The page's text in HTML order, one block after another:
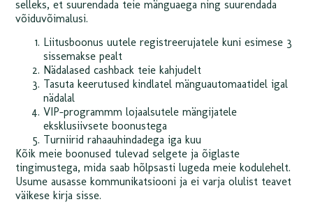
selleks, et suurendada teie mänguaega ning suurendada
võiduvõimalusi.
Liitusboonus uutele registreerujatele kuni esimese 3
sissemakse pealt
Nädalased cashback teie kahjudelt
Tasuta keerutused kindlatel mänguautomaatidel igal
nädalal
VIP-programmm lojaalsutele mängijatele
eksklusiivsete boonustega
Turniirid rahaauhindadega iga kuu
Kõik meie boonused tulevad selgete ja õiglaste
tingimustega, mida saab hõlpsasti lugeda meie kodulehelt.
Usume ausasse kommunikatsiooni ja ei varja olulist teavet
väikese kirja sisse.